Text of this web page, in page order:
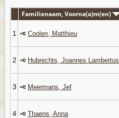
Familienaam, Voorna(a)m(en)
1 Coolen, Matthieu
2 Hubrechts, Joannes Lambertus
3 Meermans, Jef
4 Thaens, Anna